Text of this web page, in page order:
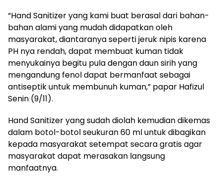
“Hand Sanitizer yang kami buat berasal dari bahan-
bahan alami yang mudah didapatkan oleh
masyarakat, diantaranya seperti jeruk nipis karena
PH nya rendah, dapat membuat kuman tidak
menyukainya begitu pula dengan daun sirih yang
mengandung fenol dapat bermanfaat sebagai
antiseptik untuk membunuh kuman,” papar Hafizul
Senin (9/11).
Hand Sanitizer yang sudah diolah kemudian dikemas
dalam botol-botol seukuran 60 ml untuk dibagikan
kepada masyarakat setempat secara gratis agar
masyarakat dapat merasakan langsung
manfaatnya.